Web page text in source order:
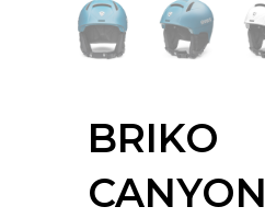
BRIKO
CANYON